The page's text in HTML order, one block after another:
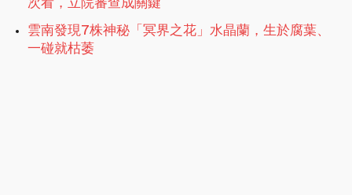
雲南發現7株神秘「冥界之花」水晶蘭，生於腐葉、
一碰就枯萎